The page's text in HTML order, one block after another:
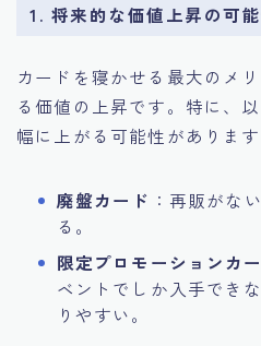
1. 将来的な価値上昇の可
カードを寝かせる最大のメ
る価値の上昇です。特に、
幅に上がる可能性があります
廃盤カード ：再販がな
る。
限定プロモーションカ
ベントでしか入手でき
りやすい。